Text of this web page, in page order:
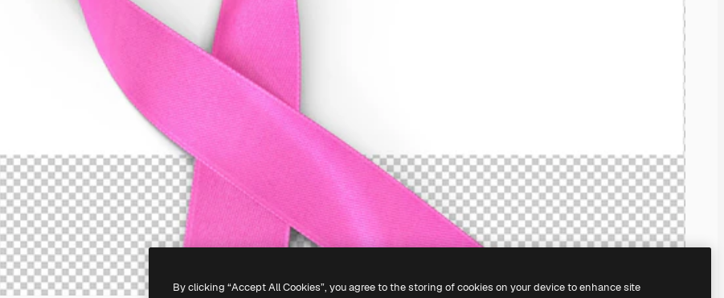
By clicking “Accept All Cookies”, you agree to the storing of cookies on your device to enhance site